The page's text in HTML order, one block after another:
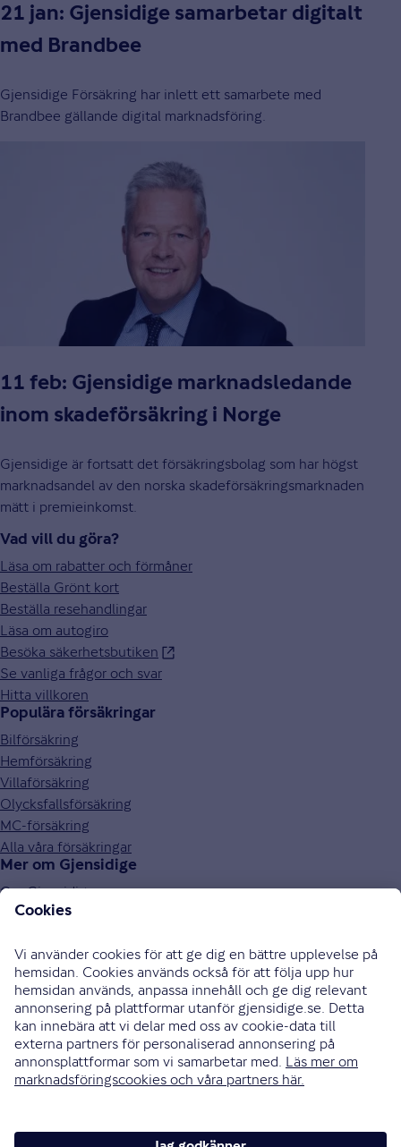
21 jan: Gjensidige samarbetar digitalt
med Brandbee
Gjensidige Försäkring har inlett ett samarbete med
Brandbee gällande digital marknadsföring.
11 feb: Gjensidige marknadsledande
inom skadeförsäkring i Norge
Gjensidige är fortsatt det försäkringsbolag som har högst
marknadsandel av den norska skadeförsäkringsmarknaden
mätt i premieinkomst.
Vad vill du göra?
Läsa om rabatter och förmåner
Beställa Grönt kort
Beställa resehandlingar
Läsa om autogiro
Besöka säkerhetsbutiken
Se vanliga frågor och svar
Hitta villkoren
Populära försäkringar
Bilförsäkring
Hemförsäkring
Villaförsäkring
Olycksfallsförsäkring
MC-försäkring
Alla våra försäkringar
Mer om Gjensidige
Om Gjensidige
Jobba hos oss
Press och media
Investor relations
Samarbetspartners
0771-326 326
Bli uppringd
Skriv till oss
Instagram